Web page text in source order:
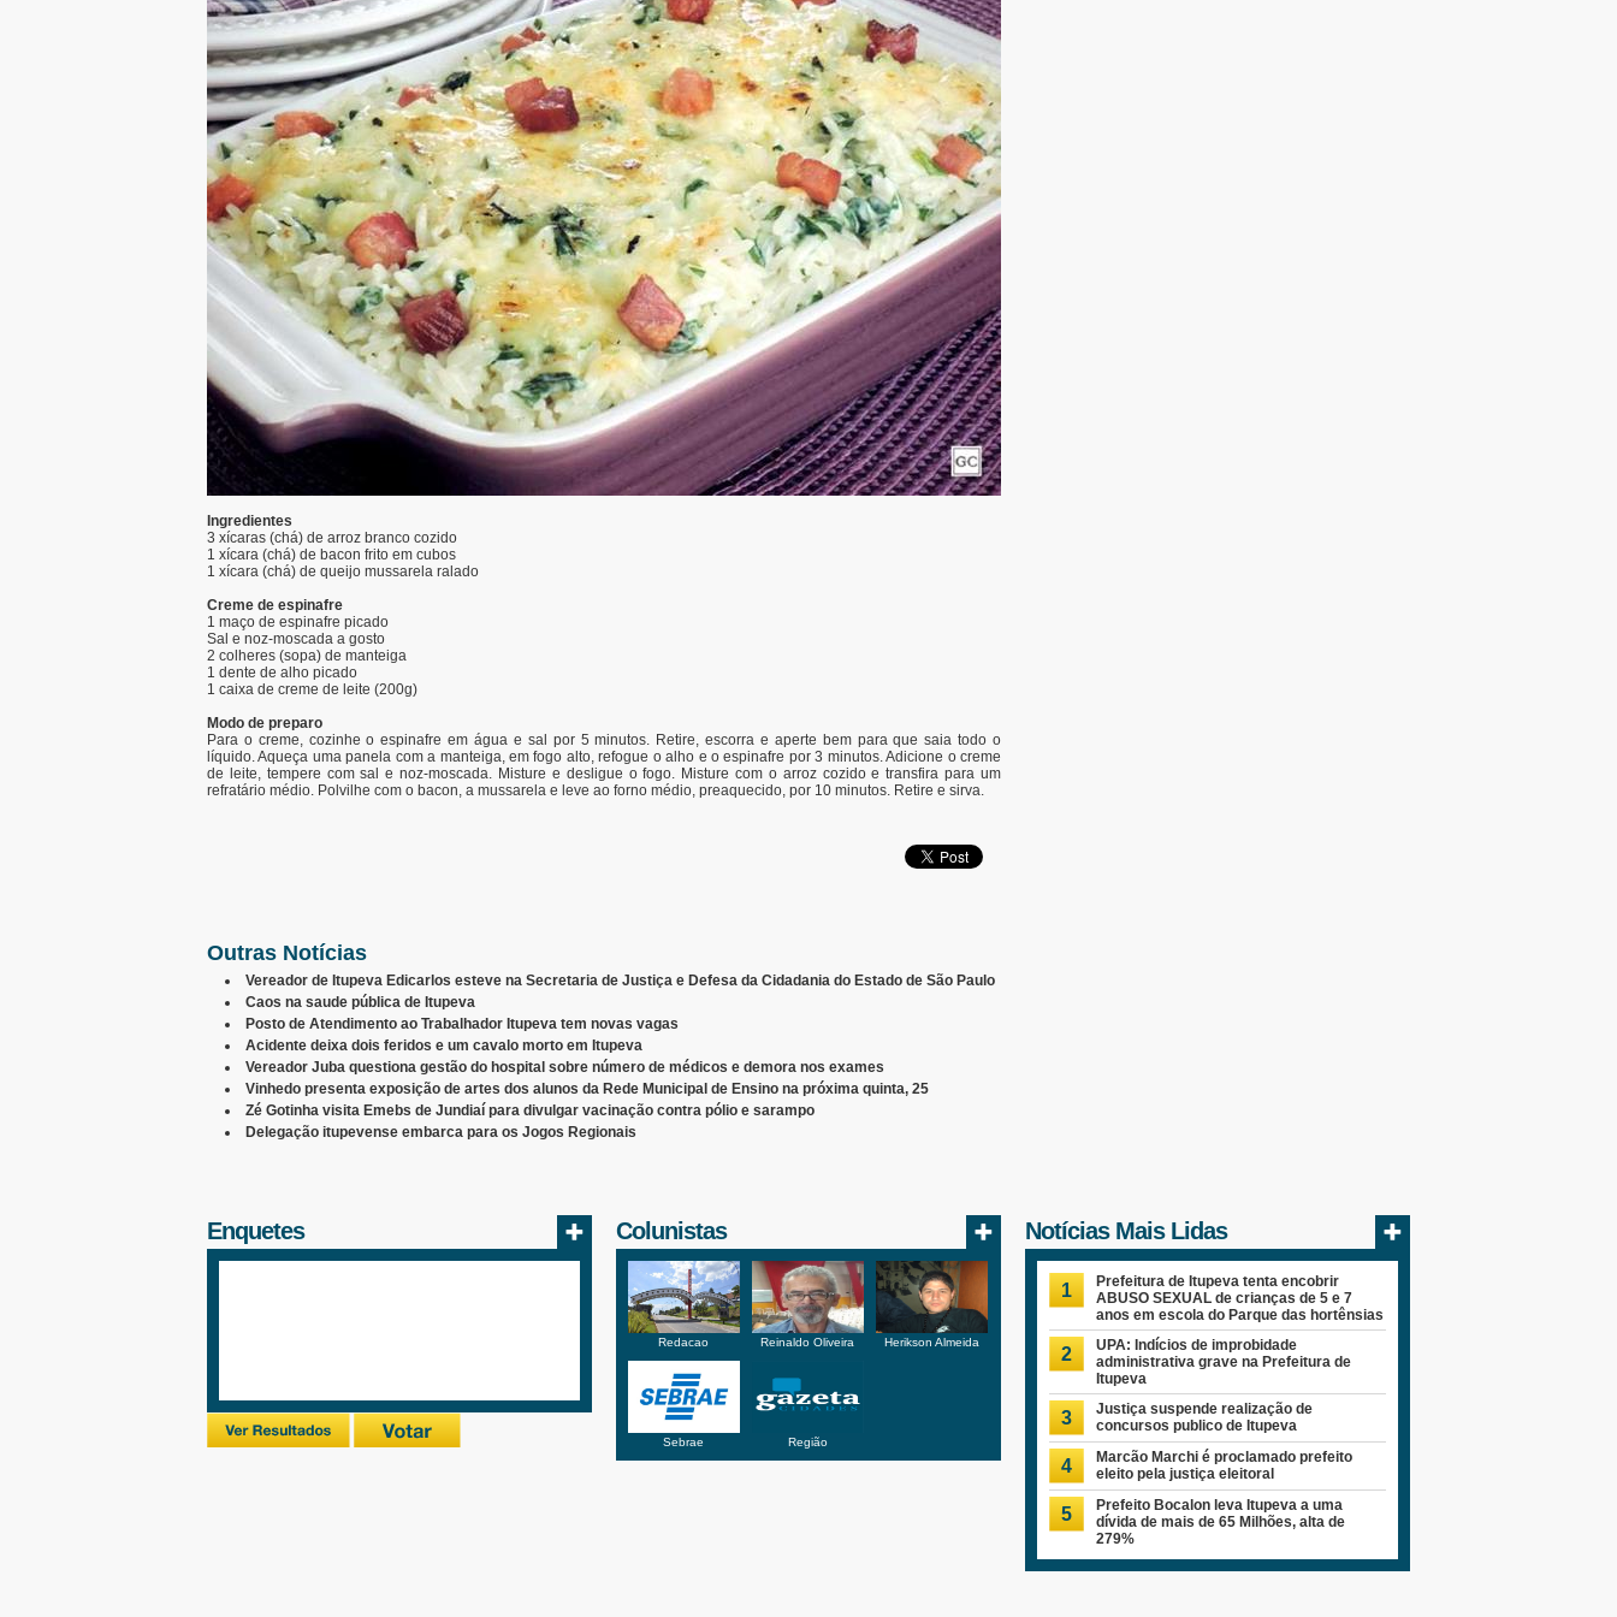
Ingredientes
3 xícaras (chá) de arroz branco cozido
1 xícara (chá) de bacon frito em cubos
1 xícara (chá) de queijo mussarela ralado
Creme de espinafre
1 maço de espinafre picado
Sal e noz-moscada a gosto
2 colheres (sopa) de manteiga
1 dente de alho picado
1 caixa de creme de leite (200g)
Modo de preparo
Para o creme, cozinhe o espinafre em água e sal por 5 minutos. Retire, escorra e aperte bem para que saia todo o
líquido. Aqueça uma panela com a manteiga, em fogo alto, refogue o alho e o espinafre por 3 minutos. Adicione o creme
de leite, tempere com sal e noz-moscada. Misture e desligue o fogo. Misture com o arroz cozido e transfira para um
refratário médio. Polvilhe com o bacon, a mussarela e leve ao forno médio, preaquecido, por 10 minutos. Retire e sirva.
Outras Notícias
Vereador de Itupeva Edicarlos esteve na Secretaria de Justiça e Defesa da Cidadania do Estado de São Paulo
Caos na saude pública de Itupeva
Posto de Atendimento ao Trabalhador Itupeva tem novas vagas
Acidente deixa dois feridos e um cavalo morto em Itupeva
Vereador Juba questiona gestão do hospital sobre número de médicos e demora nos exames
Vinhedo presenta exposição de artes dos alunos da Rede Municipal de Ensino na próxima quinta, 25
Zé Gotinha visita Emebs de Jundiaí para divulgar vacinação contra pólio e sarampo
Delegação itupevense embarca para os Jogos Regionais
Enquetes Colunistas
Redacao Reinaldo Oliveira Herikson Almeida
Sebrae Região
Notícias Mais Lidas
1
Prefeitura de Itupeva tenta encobrir
ABUSO SEXUAL de crianças de 5 e 7
anos em escola do Parque das hortênsias
2
UPA: Indícios de improbidade
administrativa grave na Prefeitura de
Itupeva
3
Justiça suspende realização de
concursos publico de Itupeva
4
Marcão Marchi é proclamado prefeito
eleito pela justiça eleitoral
5
Prefeito Bocalon leva Itupeva a uma
dívida de mais de 65 Milhões, alta de
279%